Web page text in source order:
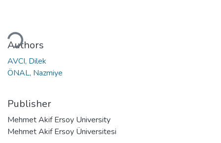
Authors
AVCI, Dilek
ÖNAL, Nazmiye
Publisher
Mehmet Akif Ersoy University
Mehmet Akif Ersoy Üniversitesi